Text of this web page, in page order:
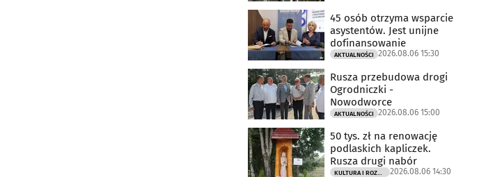
45 osób otrzyma wsparcie
asystentów. Jest unijne
dofinansowanie
AKTUALNOŚCI 2026.08.06 15:30
Rusza przebudowa drogi
Ogrodniczki -
Nowodworce
AKTUALNOŚCI 2026.08.06 15:00
50 tys. zł na renowację
podlaskich kapliczek.
Rusza drugi nabór
2026.08.06 14:30